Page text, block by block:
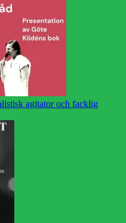
agitator och facklig